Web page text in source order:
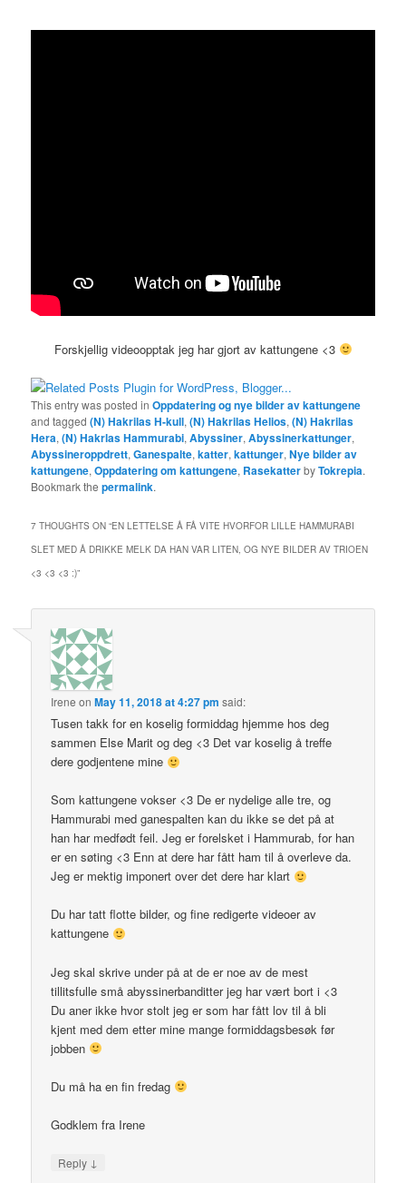
Forskjellig videoopptak jeg har gjort av kattungene <3
This entry was posted inOppdatering og nye bilder av kattungene
and tagged(N) Hakrilas H-kull,(N) Hakrilas Helios,(N) Hakrilas
Hera,(N) Hakrlas Hammurabi,Abyssiner,Abyssinerkattunger,
Abyssineroppdrett,Ganespalte,katter,kattunger,Nye bilder av
kattungene,Oppdatering om kattungene, RasekatterbyTokrepia.
Bookmark thepermalink.
7 THOUGHTS ON “EN LETTELSE Å FÅ VITE HVORFOR LILLE HAMMURABI
SLET MED Å DRIKKE MELK DA HAN VAR LITEN, OG NYE BILDER AV TRIOEN
<3 <3 <3 :)”
Irene onMay 11, 2018 at 4:27 pm said:
Tusen takk for en koselig formiddag hjemme hos deg
sammen Else Marit og deg <3 Det var koselig å treffe
dere godjentene mine
Som kattungene vokser <3 De er nydelige alle tre, og
Hammurabi med ganespalten kan du ikke se det på at
han har medfødt feil. Jeg er forelsket i Hammurab, for han
er en søting <3 Enn at dere har fått ham til å overleve da.
Jeg er mektig imponert over det dere har klart
Du har tatt flotte bilder, og fine redigerte videoer av
kattungene
Jeg skal skrive under på at de er noe av de mest
tillitsfulle små abyssinerbanditter jeg har vært bort i <3
Du aner ikke hvor stolt jeg er som har fått lov til å bli
kjent med dem etter mine mange formiddagsbesøk før
jobben
Du må ha en fin fredag
Godklem fra Irene
Reply ↓